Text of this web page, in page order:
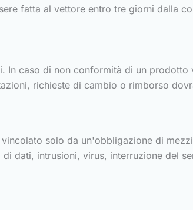
fatta al vettore entro tre giorni dalla
caso di non conformità di un
richieste di cambio o rimborso
solo da un'obbligazione di
dati, intrusioni, virus, interruzione del